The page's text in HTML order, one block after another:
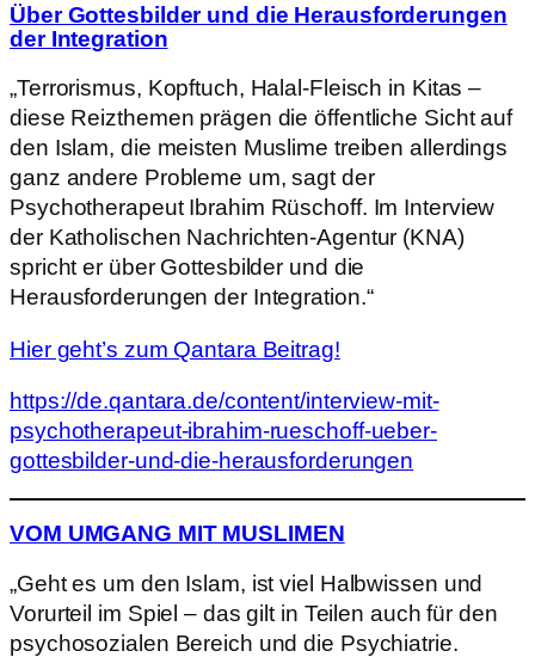
Über Gottesbilder und die Herausforderungen
der Integration
„Terrorismus, Kopftuch, Halal-Fleisch in Kitas –
diese Reizthemen prägen die öffentliche Sicht auf
den Islam, die meisten Muslime treiben allerdings
ganz andere Probleme um, sagt der
Psychotherapeut Ibrahim Rüschoff. Im Interview
der Katholischen Nachrichten-Agentur (KNA)
spricht er über Gottesbilder und die
Herausforderungen der Integration.“
Hier geht’s zum Qantara Beitrag!
https://de.qantara.de/content/interview-mit-
psychotherapeut-ibrahim-rueschoff-ueber-
gottesbilder-und-die-herausforderungen
VOM UMGANG MIT MUSLIMEN
„Geht es um den Islam, ist viel Halbwissen und
Vorurteil im Spiel – das gilt in Teilen auch für den
psychosozialen Bereich und die Psychiatrie.